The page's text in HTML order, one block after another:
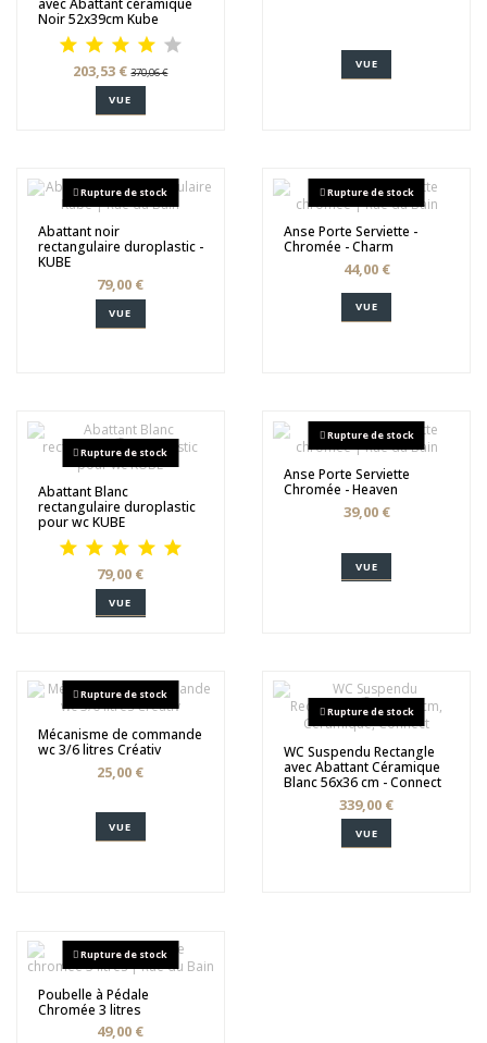
avec Abattant céramique
Noir 52x39cm Kube
203,53 €370,06 €
VUE
VUE
Rupture de stock
Abattant noir
rectangulaire duroplastic -
KUBE
79,00 €
VUE
Rupture de stock
Anse Porte Serviette -
Chromée - Charm
44,00 €
VUE
Rupture de stock
Abattant Blanc
rectangulaire duroplastic
pour wc KUBE
79,00 €
VUE
Rupture de stock
Anse Porte Serviette
Chromée - Heaven
39,00 €
VUE
Rupture de stock
Mécanisme de commande
wc 3/6 litres Créativ
25,00 €
VUE
Rupture de stock
WC Suspendu Rectangle
avec Abattant Céramique
Blanc 56x36 cm - Connect
339,00 €
VUE
Rupture de stock
Poubelle à Pédale
Chromée 3 litres
49,00 €